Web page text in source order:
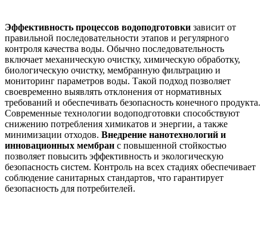
Эффективность процессов водоподготовки зависит от
правильной последовательности этапов и регулярного
контроля качества воды. Обычно последовательность
включает механическую очистку, химическую обработку,
биологическую очистку, мембранную фильтрацию и
мониторинг параметров воды. Такой подход позволяет
своевременно выявлять отклонения от нормативных
требований и обеспечивать безопасность конечного продукта.
Современные технологии водоподготовки способствуют
снижению потребления химикатов и энергии, а также
минимизации отходов. Внедрение нанотехнологий и
инновационных мембран с повышенной стойкостью
позволяет повысить эффективность и экологическую
безопасность систем. Контроль на всех стадиях обеспечивает
соблюдение санитарных стандартов, что гарантирует
безопасность для потребителей.